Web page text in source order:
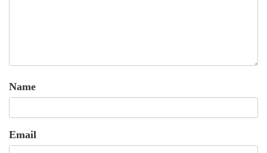
Name
Email